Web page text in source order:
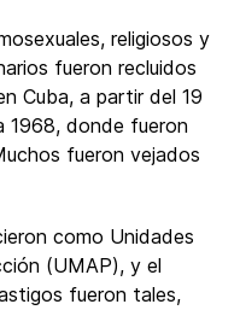
religiosos y
fueron recluidos
Cuba, a partir del 19
1968, donde fueron
fueron vejados
como Unidades
(UMAP), y el
fueron tales,